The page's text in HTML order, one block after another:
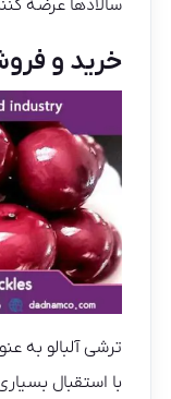
سالادها عرضه
خرید و
ترشی آلبالو به
با استقبال